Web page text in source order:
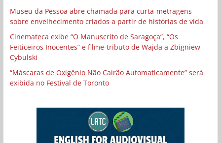
Museu da Pessoa abre chamada para curta-metragens
sobre envelhecimento criados a partir de histórias de vida
Cinemateca exibe “O Manuscrito de Saragoça”, “Os
Feiticeiros Inocentes” e filme-tributo de Wajda a Zbigniew
Cybulski
“Máscaras de Oxigênio Não Cairão Automaticamente” será
exibida no Festival de Toronto